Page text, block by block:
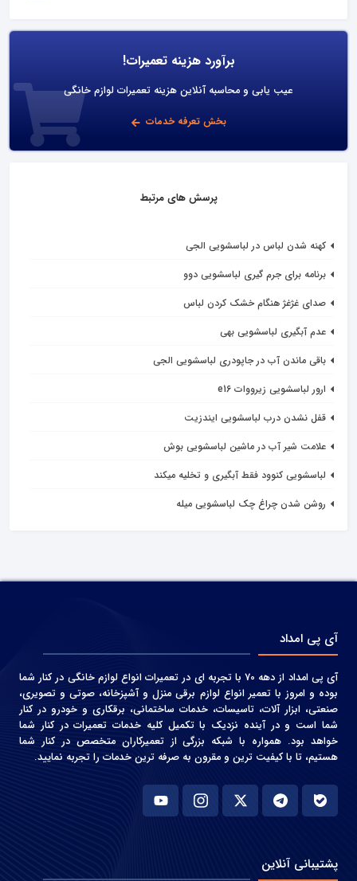
برآورد هزینه تعمیرات!
عیب یابی و محاسبه آنلاین هزینه تعمیرات لوازم خانگی
بخش تعرفه خدمات
پرسش های مرتبط
کهنه شدن لباس در لباسشویی الجی
برنامه برای جرم گیری لباسشویی دوو
صدای غژغژ هنگام خشک کردن لباس
عدم آبگیری لباسشویی بهی
باقی ماندن آب در جاپودری لباسشویی الجی
ارور لباسشویی زیرووات e16
قفل نشدن درب لباسشویی ایندزیت
علامت شیر آب در ماشین لباسشویی بوش
لباسشویی کنوود فقط آبگیری و تخلیه میکند
روشن شدن چراغ چک لباسشویی میله
آی پی امداد
آی پی امداد از دهه 70 با تجربه ای در تعمیرات انواع لوازم خانگی در کنار شما
بوده و امروز با تعمیر انواع لوازم برقی منزل و آشپزخانه، صوتی و‌ تصویری،
صنعتی، ابزار آلات، تاسیسات، خدمات ساختمانی، برقکاری و خودرو در کنار
شما است و در آینده نزدیک با تکمیل کلیه خدمات تعمیرات در کنار شما
خواهد بود. همواره با شبکه بزرگی از تعمیرکاران متخصص در کنار شما
هستیم، تا با کیفیت ترین و مقرون به صرفه ترین خدمات را تجربه نمایید.
پشتیبانی آنلاین